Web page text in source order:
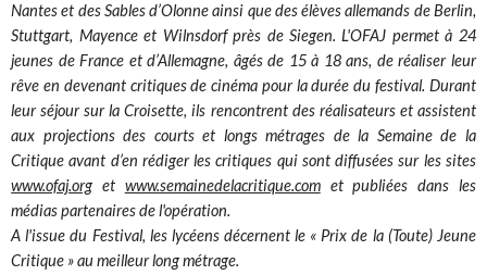
Nantes et des Sables d’Olonne ainsi que des élèves allemands de Berlin,
Stuttgart, Mayence et Wilnsdorf près de Siegen. L'OFAJ permet à 24
jeunes de France et d’Allemagne, âgés de 15 à 18 ans, de réaliser leur
rêve en devenant critiques de cinéma pour la durée du festival. Durant
leur séjour sur la Croisette, ils rencontrent des réalisateurs et assistent
aux projections des courts et longs métrages de la Semaine de la
Critique avant d’en rédiger les critiques qui sont diffusées sur les sites
www.ofaj.org et www.semainedelacritique.comet publiées dans les
médias partenaires de l'opération.
A l'issue du Festival, les lycéens décernent le « Prix de la (Toute) Jeune
Critique » au meilleur long métrage.